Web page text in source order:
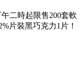
二時起限售200套軟
片裝黑巧克力1片！